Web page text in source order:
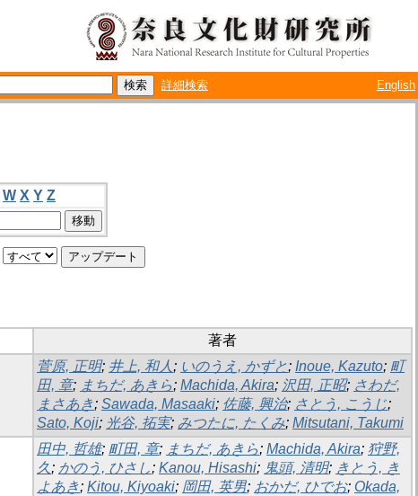
詳細検索 English
W X Y Z
著者
菅原, 正明; 井上, 和人 ; いのうえ, かずと; Inoue, Kazuto; 町
田, 章; まちだ, あきら; Machida, Akira; 沢田, 正昭; さわだ,
まさあき; Sawada, Masaaki; 佐藤, 興治; さとう, こうじ;
Sato, Koji; 光谷, 拓実; みつたに, たくみ; Mitsutani, Takumi
田中, 哲雄; 町田, 章; まちだ, あきら; Machida, Akira; 狩野,
久; かのう, ひさし; Kanou, Hisashi; 鬼頭, 清明; きとう, き
よあき; Kitou, Kiyoaki; 岡田, 英男; おかだ, ひでお; Okada,